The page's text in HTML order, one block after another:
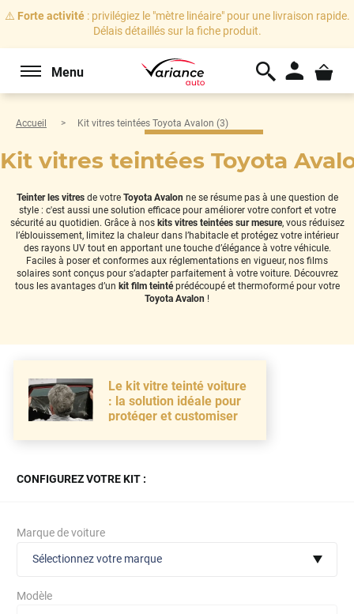
⚠️ Forte activité: privilégiez le "mètre linéaire" pour une livraison rapide.
Délais détaillés sur la fiche produit.
Menu
Accueil Kit vitres teintées Toyota Avalon (3)
Kit vitres teintées Toyota
Teinter les vitresde votre Toyota Avalon ne se résume pas à une question de
style : c'est aussi une solution efficace pour améliorer votre confort et votre
sécurité au quotidien. Grâce à nos kits vitres teintées sur mesure, vous réduisez
l’éblouissement, limitez la chaleur dans l’habitacle et protégez votre intérieur
des rayons UV tout en apportant une touche d’élégance à votre véhicule.
Faciles à poser et conformes aux réglementations en vigueur, nos films
solaires sont conçus pour s’adapter parfaitement à votre voiture. Découvrez
tous les avantages d’un kit film teintéprédécoupé et thermoformé pour votre
Toyota Avalon !
Le kit vitre teinté voiture
: la solution idéale pour
protéger et customiser
CONFIGUREZ VOTRE KIT :
Marque de voiture
Sélectionnez votre marque
Modèle